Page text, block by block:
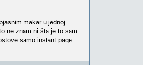
makar u jednoj
ne znam ni šta je to sam
samo instant page